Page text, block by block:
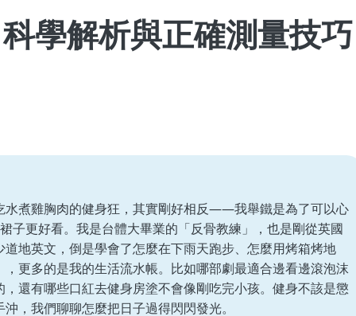
學解析與正確測量技巧
水煮雞胸肉的健身狂，其實剛好相反——我舉鐵是為了可以心
子更好看。我是台體大畢業的「反骨教練」，也是剛從英國
地英文，倒是學會了怎麼在下雨天跑步、怎麼用烤箱烤地
更多的是我的生活流水帳。比如哪部劇最適合邊看邊滾泡沫
還有哪些口紅去健身房塗不會像剛吃完小孩。健身不該是懲
，我們聊聊怎麼把日子過得閃閃發光。